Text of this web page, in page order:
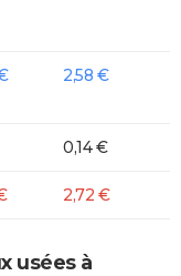
2,58 €
0,14 €
2,72 €
usées à